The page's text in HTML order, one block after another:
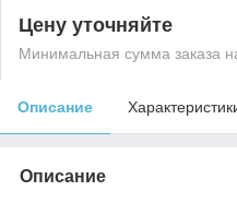
Цену уточняйте
Минимальная сумма заказа
Описание
Описание